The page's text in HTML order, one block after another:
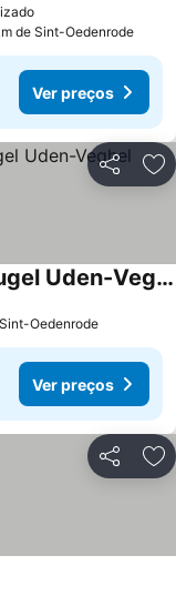
de Sint-Oedenrode
Ver preços
Partilhar
Fletcher Hotel-Restaurant Teugel Uden-Veghel
Oedenrode
Ver preços
Partilhar